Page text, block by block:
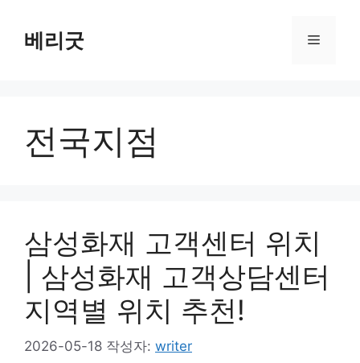
베리굿 메
전국지점
삼성화재 고객센터 위치
| 삼성화재 고객상담센터
지역별 위치 추천!
2026-05-18 작성자: writer